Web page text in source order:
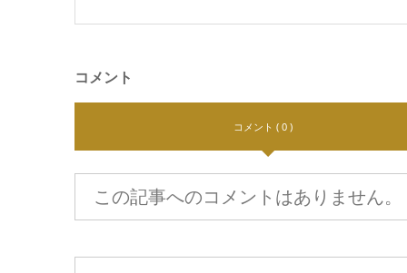
コメント
コメント ( 0 )
この記事へのコメントはありません。